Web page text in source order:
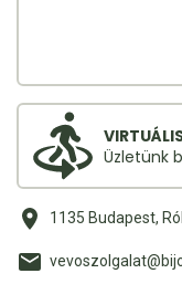
Üzletünk
1135 Budapest,